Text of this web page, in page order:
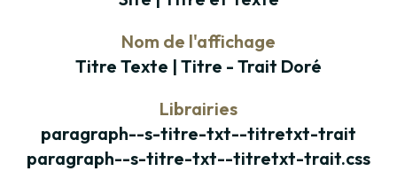
Nom de l'affichage
Titre Texte | Titre - Trait Doré
Librairies
paragraph--s-titre-txt--titretxt-trait
paragraph--s-titre-txt--titretxt-trait.css